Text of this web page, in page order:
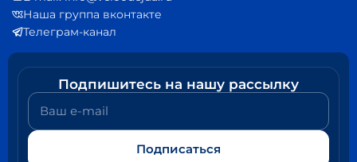
Наша группа вконтакте
Телеграм-канал
Подпишитесь на нашу рассылку
Ваш e-mail
Подписаться